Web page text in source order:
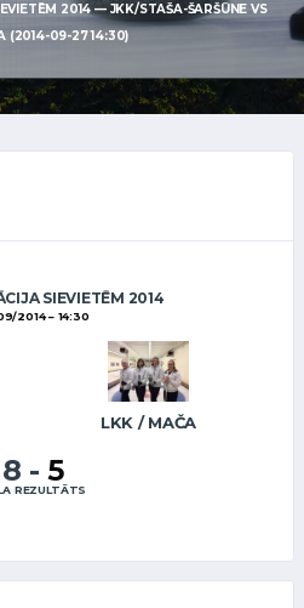
2014 — JKK/STAŠA-ŠARŠŪNE VS
(2014-09-27 14:30)
SIEVIETĒM 2014
2014 14:30
LKK / MAČA
8 - 5
REZULTĀTS